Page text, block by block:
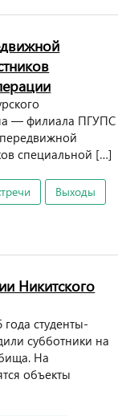
— филиала ПГУПС
специальной […]
Выходы
Никитского
студенты-
субботники на
На
объекты